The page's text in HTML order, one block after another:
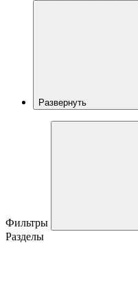
Развернуть
Фильтры
Разделы